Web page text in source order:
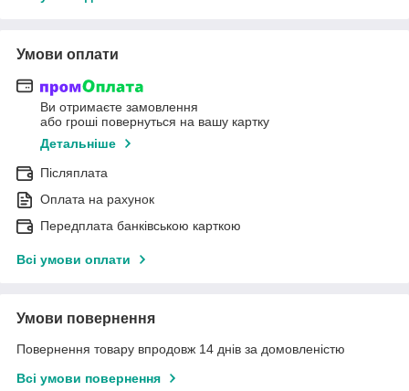
Умови оплати
Ви отримаєте замовлення
або гроші повернуться на вашу картку
Детальніше
Післяплата
Оплата на рахунок
Передплата банківською карткою
Всі умови оплати
Умови повернення
Повернення товару впродовж 14 днів за домовленістю
Всі умови повернення